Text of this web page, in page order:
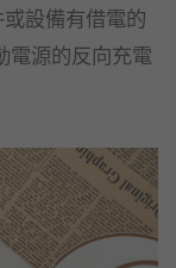
設備有借電的
電源的反向充電